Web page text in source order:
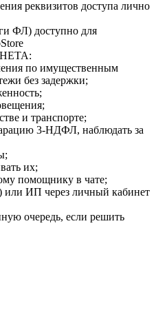
реквизитов доступа лично
ФЛ) доступно для
по имущественным
без задержки;
и транспорте;
3-НДФЛ, наблюдать за
их;
помощнику в чате;
или ИП через личный кабинет
очередь, если решить